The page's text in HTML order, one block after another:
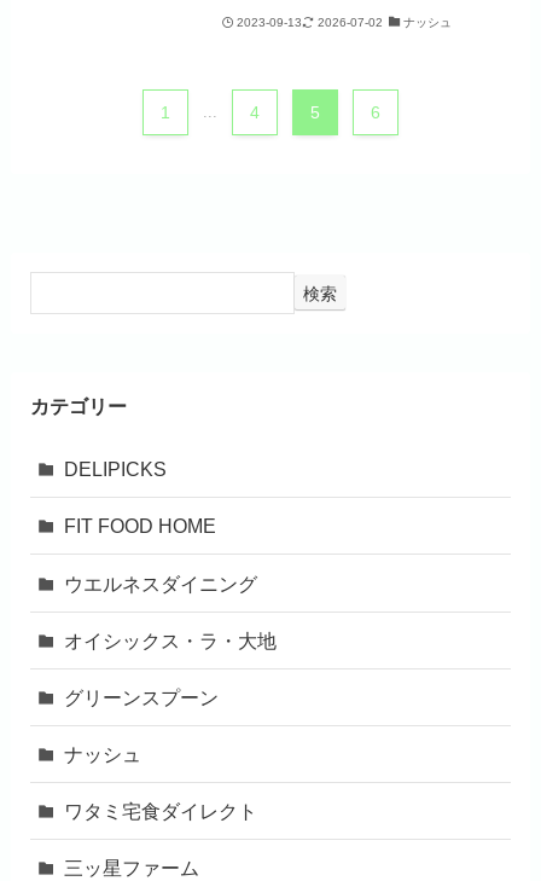
2023-09-13 2026-07-02 ナッシュ
1 4 5 6
検索
カテゴリー
DELIPICKS
FIT FOOD HOME
ウエルネスダイニング
オイシックス・ラ・大地
グリーンスプーン
ナッシュ
ワタミ宅食ダイレクト
三ッ星ファーム